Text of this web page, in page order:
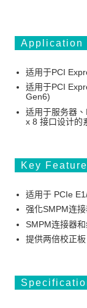
Application
适用于PCI
适用于PCI
Gen6)
适用于服务器
x 8 接口设计的
Key Feature
适用于 PCIe
强化SMPM连
SMPM连接器
提供两倍校正